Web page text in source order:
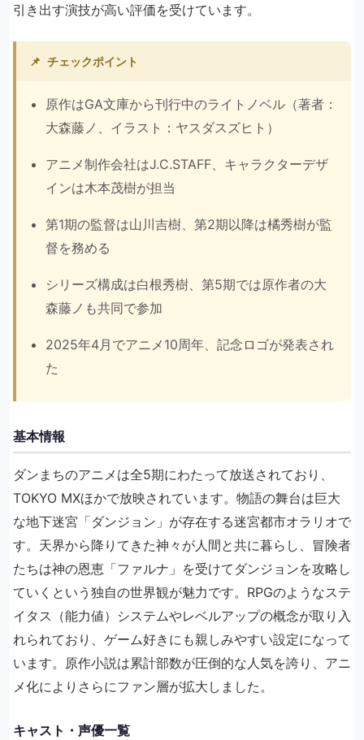
引き出す演技が高い評価を受けています。
📌 チェックポイント
原作はGA文庫から刊行中のライトノベル（著者：
大森藤ノ、イラスト：ヤスダスズヒト）
アニメ制作会社はJ.C.STAFF、キャラクターデザ
インは木本茂樹が担当
第1期の監督は山川吉樹、第2期以降は橘秀樹が監
督を務める
シリーズ構成は白根秀樹、第5期では原作者の大
森藤ノも共同で参加
2025年4月でアニメ10周年、記念ロゴが発表され
た
基本情報
ダンまちのアニメは全5期にわたって放送されており、
TOKYO MXほかで放映されています。物語の舞台は巨大
な地下迷宮「ダンジョン」が存在する迷宮都市オラリオで
す。天界から降りてきた神々が人間と共に暮らし、冒険者
たちは神の恩恵「ファルナ」を受けてダンジョンを攻略し
ていくという独自の世界観が魅力です。RPGのようなステ
イタス（能力値）システムやレベルアップの概念が取り入
れられており、ゲーム好きにも親しみやすい設定になって
います。原作小説は累計部数が圧倒的な人気を誇り、アニ
メ化によりさらにファン層が拡大しました。
キャスト・声優一覧